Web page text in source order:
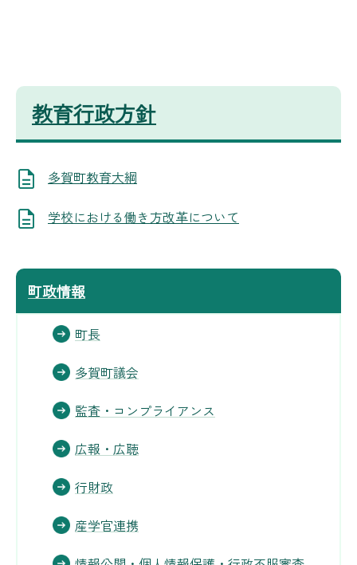
教育行政方針
多賀町教育大綱
学校における働き方改革について
町政情報
町長
多賀町議会
監査・コンプライアンス
広報・広聴
行財政
産学官連携